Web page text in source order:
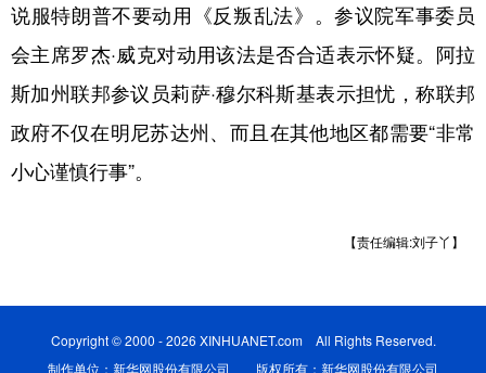
说服特朗普不要动用《反叛乱法》。参议院军事委员
会主席罗杰·威克对动用该法是否合适表示怀疑。阿拉
斯加州联邦参议员莉萨·穆尔科斯基表示担忧，称联邦
政府不仅在明尼苏达州、而且在其他地区都需要“非常
小心谨慎行事”。
【责任编辑:刘子丫】
Copyright © 2000 - 2026 XINHUANET.com All Rights Reserved.
制作单位：新华网股份有限公司 版权所有：新华网股份有限公司